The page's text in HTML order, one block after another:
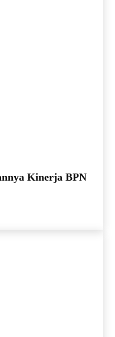
Kinerja BPN